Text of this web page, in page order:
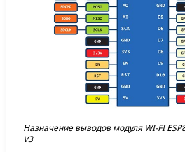
Назначение выводов модуля WI-FI
V3